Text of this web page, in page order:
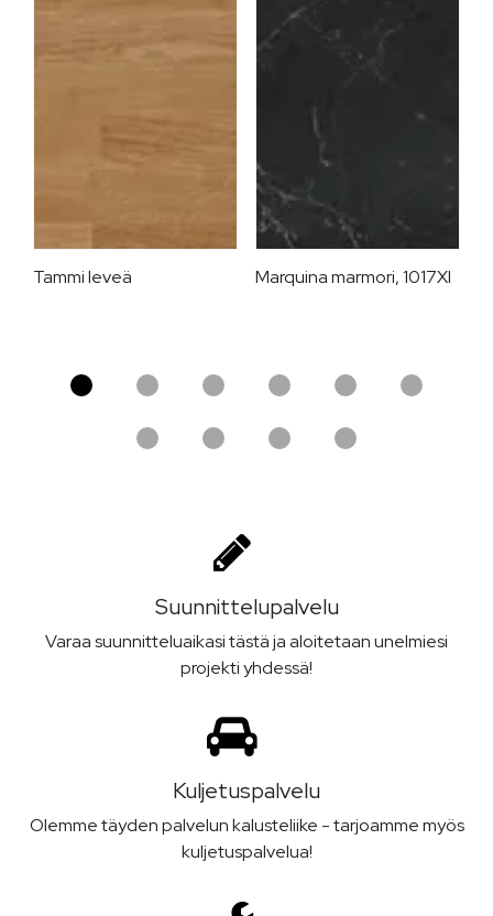
Tammi leveä Marquina marmori, 1017XI
Suunnittelu­palvelu
Varaa suunnitteluaikasi tästä ja aloitetaan unelmiesi
projekti yhdessä!
Kuljetus­palvelu
Olemme täyden palvelun kalusteliike - tarjoamme myös
kuljetuspalvelua!